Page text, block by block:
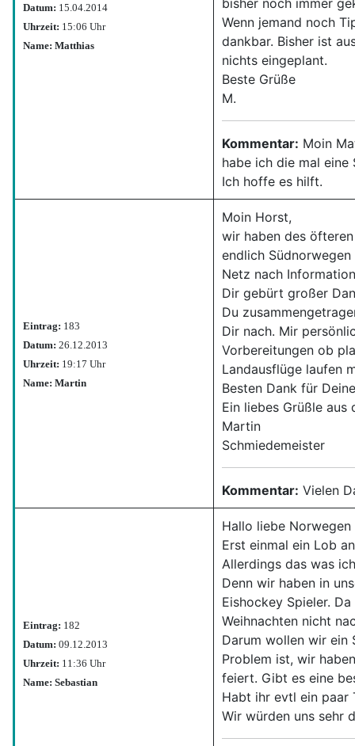
Datum: 15.04.2014
Uhrzeit: 15:06 Uhr
Name: Matthias
Wenn jemand noch
dankbar. Bisher ist
nichts eingeplant.
Beste Grüße
M.
Kommentar: Moin
habe ich die mal
Ich hoffe es hilft.
Eintrag: 183
Datum: 26.12.2013
Uhrzeit: 19:17 Uhr
Name: Martin
Moin Horst,
wir haben des
endlich
Netz nach
Dir gebürt großer
Du
Dir nach. Mir
Vorbereitungen ob
Landausflüge laufen
Besten Dank für
Ein liebes Grüßle aus
Martin
Schmiedemeister
Kommentar: Vielen
Eintrag: 182
Datum: 09.12.2013
Uhrzeit: 11:36 Uhr
Name: Sebastian
Hallo liebe Norwegen
Erst einmal ein Lob
Allerdings das was
Denn wir haben in
Eishockey Spieler.
Weihnachten nicht
Darum wollen wir ein
Problem ist, wir
feiert. Gibt es eine
Habt ihr evtl ein paar
Wir würden uns sehr